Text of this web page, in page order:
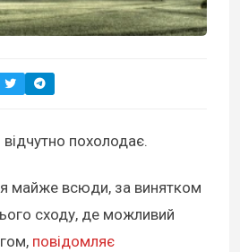
відчутно похолодає.
майже всюди, за винятком
сходу, де можливий
повідомляє